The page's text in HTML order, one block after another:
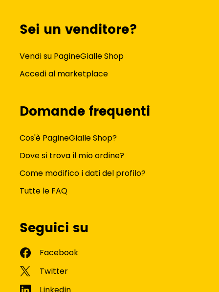
Sei un venditore?
Vendi su PagineGialle Shop
Accedi al marketplace
Domande frequenti
Cos'è PagineGialle Shop?
Dove si trova il mio ordine?
Come modifico i dati del profilo?
Tutte le FAQ
Seguici su